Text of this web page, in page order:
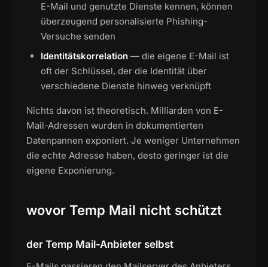
E-Mail und genutzte Dienste kennen, können
überzeugend personalisierte Phishing-
Versuche senden
Identitätskorrelation — die eigene E-Mail ist
oft der Schlüssel, der die Identität über
verschiedene Dienste hinweg verknüpft
Nichts davon ist theoretisch. Milliarden von E-
Mail-Adressen wurden in dokumentierten
Datenpannen exponiert. Je weniger Unternehmen
die echte Adresse haben, desto geringer ist die
eigene Exponierung.
wovor Temp Mail nicht schützt
der Temp Mail-Anbieter selbst